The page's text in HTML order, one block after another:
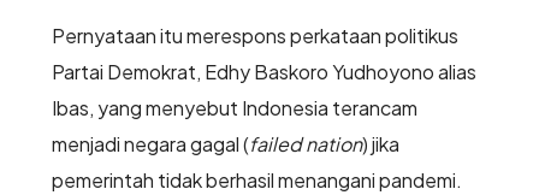
Pernyataan itu merespons perkataan politikus
Partai Demokrat, Edhy Baskoro Yudhoyono alias
Ibas, yang menyebut Indonesia terancam
menjadi negara gagal (failed nation) jika
pemerintah tidak berhasil menangani pandemi.